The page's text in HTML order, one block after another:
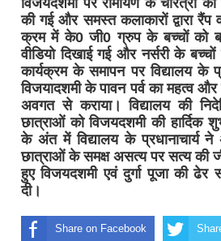
विजयदशमी पर रामायण के चरित्रों
की गई और समस्त कलाकारों द्वारा रैंप
क्रम में के0 जी0 ग्रुप के बच्चों को
वीडियो दिखाई गई और नर्सरी के बच्चों
कार्यक्रम के समापन पर विद्यालय के
विजयादशमी के पावन पर्व का महत्व
अवगत से कराया। विद्यालय की
छात्राओं को विजयदशमी की हार्दिक
के अंत में विद्यालय के प्रधानाचार्य
छात्राओं के समक्ष असत्य पर सत्य की
हुए विजयदशमी एवं दुर्गा पूजा की ढेर
दी।
Share on Facebook